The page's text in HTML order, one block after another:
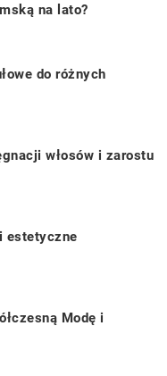
na lato?
do różnych
włosów i zarostu
estetyczne
Modę i